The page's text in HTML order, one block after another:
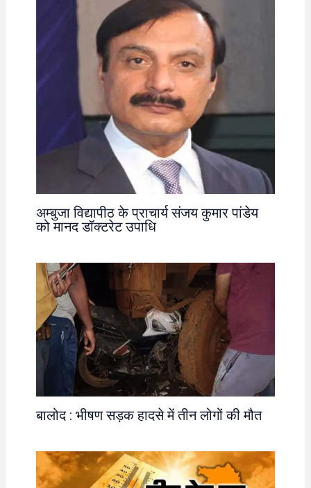
अम्बुजा विद्यापीठ के प्राचार्य संजय कुमार पांडेय
को मानद डॉक्टरेट उपाधि
बालोद : भीषण सड़क हादसे में तीन लोगों की मौत